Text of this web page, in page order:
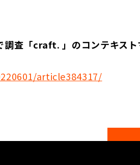
調査「craft. 」のコンテキスト
article384317/